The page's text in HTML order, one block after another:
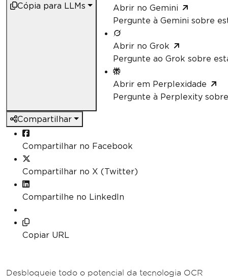
Cópia para LLMs
Abrir no Gemini
Pergunte à Gemini sobre
Abrir no Grok
Pergunte ao Grok sobre
Abrir em Perplexidade
Pergunte à Perplexity
Compartilhar
Compartilhar no Facebook
Compartilhar no X (Twitter)
Compartilhe no LinkedIn
Copiar URL
Desbloqueie todo o potencial da tecnologia OCR